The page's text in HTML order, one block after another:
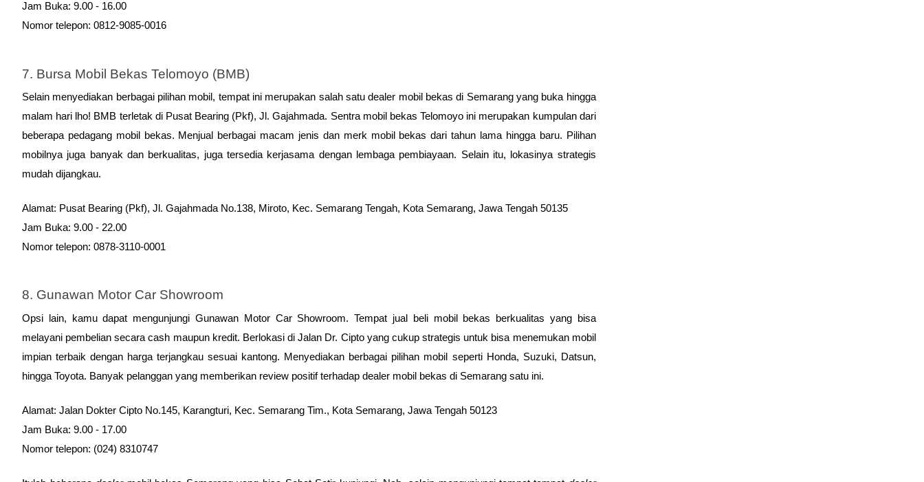
Jam Buka: 9.00 - 16.00
Nomor telepon: 0812-9085-0016
7. Bursa Mobil Bekas Telomoyo (BMB)
Selain menyediakan berbagai pilihan mobil, tempat ini merupakan salah satu dealer mobil bekas di Semarang yang buka hingga
malam hari lho! BMB terletak di Pusat Bearing (Pkf), Jl. Gajahmada. Sentra mobil bekas Telomoyo ini merupakan kumpulan dari
beberapa pedagang mobil bekas. Menjual berbagai macam jenis dan merk mobil bekas dari tahun lama hingga baru. Pilihan
mobilnya juga banyak dan berkualitas, juga tersedia kerjasama dengan lembaga pembiayaan. Selain itu, lokasinya strategis
mudah dijangkau.
Alamat: Pusat Bearing (Pkf), Jl. Gajahmada No.138, Miroto, Kec. Semarang Tengah, Kota Semarang, Jawa Tengah 50135
Jam Buka: 9.00 - 22.00
Nomor telepon: 0878-3110-0001
8. Gunawan Motor Car Showroom
Opsi lain, kamu dapat mengunjungi Gunawan Motor Car Showroom. Tempat jual beli mobil bekas berkualitas yang bisa
melayani pembelian secara cash maupun kredit. Berlokasi di Jalan Dr. Cipto yang cukup strategis untuk bisa menemukan mobil
impian terbaik dengan harga terjangkau sesuai kantong. Menyediakan berbagai pilihan mobil seperti Honda, Suzuki, Datsun,
hingga Toyota. Banyak pelanggan yang memberikan review positif terhadap dealer mobil bekas di Semarang satu ini.
Alamat: Jalan Dokter Cipto No.145, Karangturi, Kec. Semarang Tim., Kota Semarang, Jawa Tengah 50123
Jam Buka: 9.00 - 17.00
Nomor telepon: (024) 8310747